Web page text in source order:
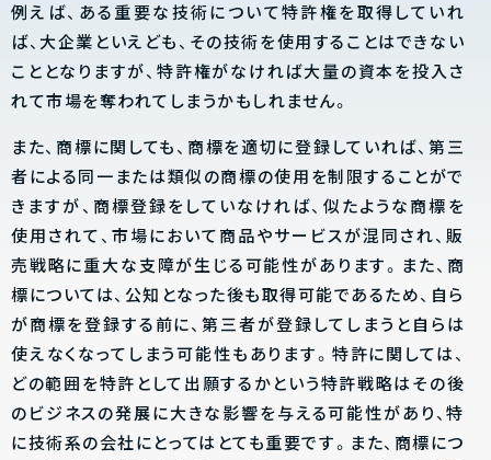
例えば、ある重要な技術について特許権を取得していれ
ば、大企業といえども、その技術を使用することはできない
こととなりますが、特許権がなければ大量の資本を投入さ
れて市場を奪われてしまうかもしれません。
また、商標に関しても、商標を適切に登録していれば、第三
者による同一または類似の商標の使用を制限することがで
きますが、商標登録をしていなければ、似たような商標を
使用されて、市場において商品やサービスが混同され、販
売戦略に重大な支障が生じる可能性があります。また、商
標については、公知となった後も取得可能であるため、自ら
が商標を登録する前に、第三者が登録してしまうと自らは
使えなくなってしまう可能性もあります。特許に関しては、
どの範囲を特許として出願するかという特許戦略はその後
のビジネスの発展に大きな影響を与える可能性があり、特
に技術系の会社にとってはとても重要です。また、商標につ